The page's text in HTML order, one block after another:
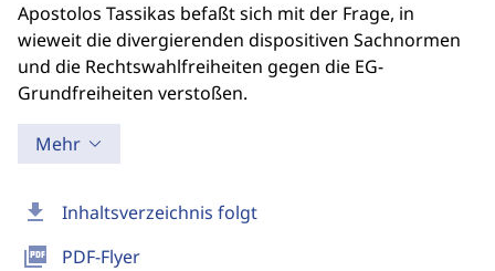
download Inhaltsverzeichnis folgt
picture_as_pdf PDF-Flyer
Apostolos Tassikas befaßt sich mit der Frage, in
wieweit die divergierenden dispositiven Sachnormen
und die Rechtswahlfreiheiten gegen die EG-
Grundfreiheiten verstoßen.
Mehr